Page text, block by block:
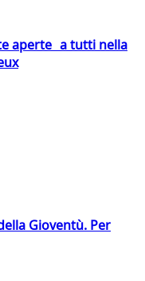
aperte a tutti nella
Gioventù. Per